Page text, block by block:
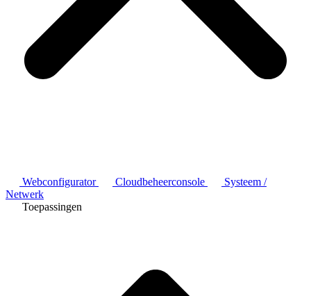
Webconfigurator Cloudbeheerconsole
Systeem /
Netwerk
Toepassingen